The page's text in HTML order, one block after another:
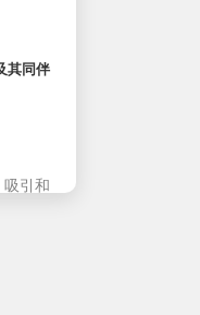
其同伴
引和
动。